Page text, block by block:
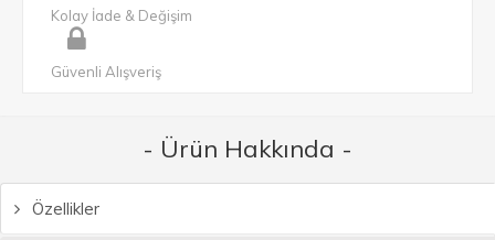
Kolay İade & Değişim
Güvenli Alışveriş
- Ürün Hakkında -
Özellikler